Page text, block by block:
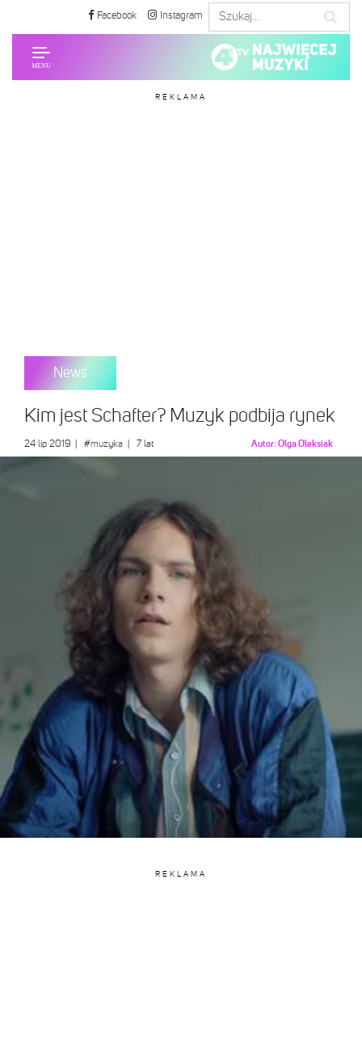
Facebook Instagram
REKLAMA
News
Kim jest Schafter? Muzyk podbija rynek
24 lip 2019 #muzyka | 7 lat Autor:Olga Oleksiak
REKLAMA